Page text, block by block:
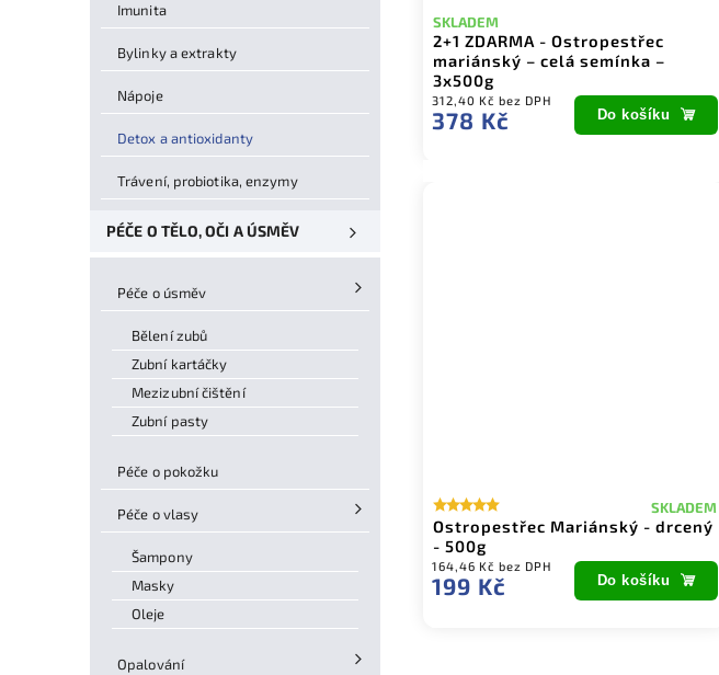
Imunita
Bylinky a extrakty
Nápoje
Detox a antioxidanty
Trávení, probiotika, enzymy
PÉČE O TĚLO, OČI A ÚSMĚV
Péče o úsměv
Bělení zubů
Zubní kartáčky
Mezizubní čištění
Zubní pasty
Péče o pokožku
Péče o vlasy
Šampony
Masky
Oleje
Opalování
2+1 ZDARMA - Ostropestřec
mariánský – celá semínka –
3x500g
SKLADEM
312,40 Kč bez DPH
378 Kč Do košíku
Ostropestřec Mariánský - drcený
- 500g
SKLADEM
164,46 Kč bez DPH
199 Kč Do košíku